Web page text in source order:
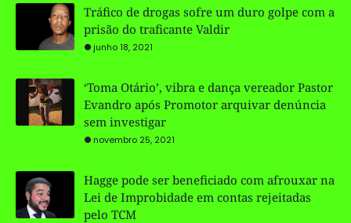
Tráfico de drogas sofre um duro golpe com a
prisão do traficante Valdir
junho 18, 2021
‘Toma Otário’, vibra e dança vereador Pastor
Evandro após Promotor arquivar denúncia
sem investigar
novembro 25, 2021
Hagge pode ser beneficiado com afrouxar na
Lei de Improbidade em contas rejeitadas
pelo TCM